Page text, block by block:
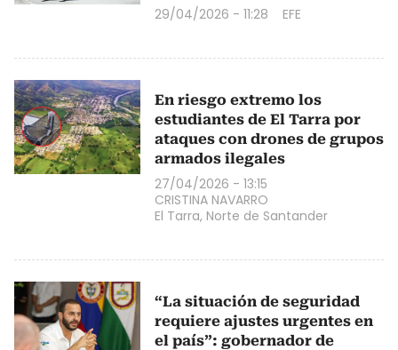
29/04/2026 - 11:28 EFE
En riesgo extremo los
estudiantes de El Tarra por
ataques con drones de grupos
armados ilegales
27/04/2026 - 13:15
CRISTINA NAVARRO
El Tarra, Norte de Santander
“La situación de seguridad
requiere ajustes urgentes en
el país”: gobernador de